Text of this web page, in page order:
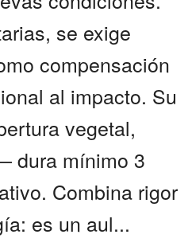
se exige
compensación
al impacto. Su
vegetal,
dura mínimo 3
Combina rigor
es un aul...